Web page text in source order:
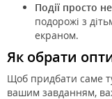
Події просто
подорожі з
екраном.
Як обрати
Щоб придбати саме
вашим завданням,